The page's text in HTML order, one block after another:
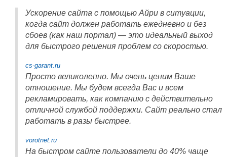
Ускорение сайта с помощью Айри в ситуации,
когда сайт должен работать ежедневно и без
сбоев (как наш портал) — это идеальный выход
для быстрого решения проблем со скоростью.
cs-garant.ru
Просто великолепно. Мы очень ценим Ваше
отношение. Мы будем всегда Вас и всем
рекламировать, как компанию с действительно
отличной службой поддержки. Сайт реально стал
работать в разы быстрее.
vorotnet.ru
На быстром сайте пользователи до 40% чаще